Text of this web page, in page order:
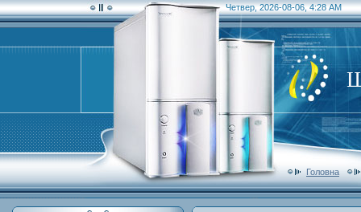
Четвер, 2026-08-06, 4:28 AM
Головна